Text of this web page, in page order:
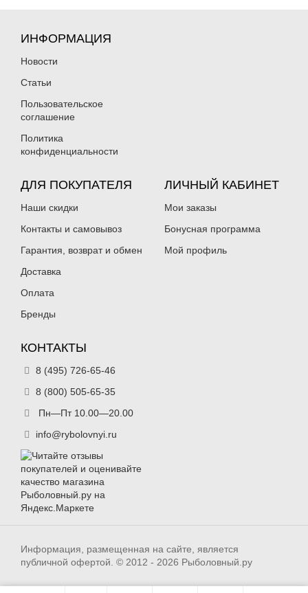
ИНФОРМАЦИЯ
Новости
Статьи
Пользовательское
соглашение
Политика
конфиденциальности
ДЛЯ ПОКУПАТЕЛЯ
Наши скидки
Контакты и самовывоз
Гарантия, возврат и обмен
Доставка
Оплата
Бренды
ЛИЧНЫЙ КАБИНЕТ
Мои заказы
Бонусная программа
Мой профиль
КОНТАКТЫ
8 (495) 726-65-46
8 (800) 505-65-35
Пн—Пт 10.00—20.00
info@rybolovnyi.ru
Информация, размещенная на сайте, является
публичной офертой. © 2012 - 2026 Рыболовный.ру